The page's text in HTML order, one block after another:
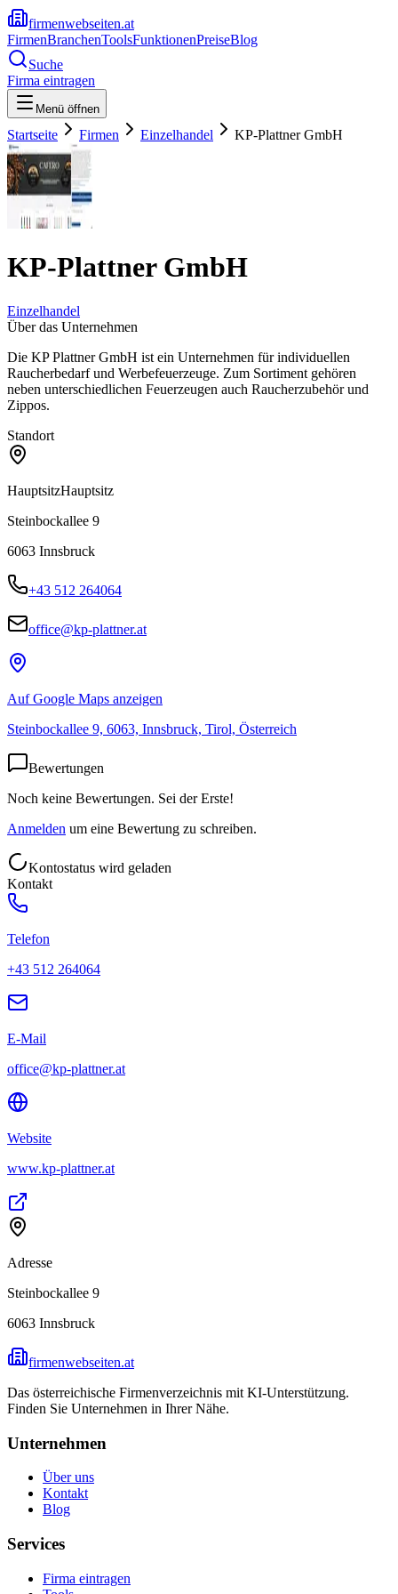
firmenwebseiten.at
FirmenBranchenToolsFunktionenPreiseBlog
Suche
Firma eintragen
Menü öffnen
Startseite Firmen Einzelhandel KP-Plattner GmbH
KP-Plattner GmbH
Einzelhandel
Über das Unternehmen
Die KP Plattner GmbH ist ein Unternehmen für individuellen
Raucherbedarf und Werbefeuerzeuge. Zum Sortiment gehören
neben unterschiedlichen Feuerzeugen auch Raucherzubehör und
Zippos.
Standort
HauptsitzHauptsitz
Steinbockallee 9
6063 Innsbruck
+43 512 264064
office@kp-plattner.at
Auf Google Maps anzeigen
Steinbockallee 9, 6063, Innsbruck, Tirol, Österreich
Bewertungen
Noch keine Bewertungen. Sei der Erste!
Anmelden um eine Bewertung zu schreiben.
Kontostatus wird geladen
Kontakt
Telefon
+43 512 264064
E-Mail
office@kp-plattner.at
Website
www.kp-plattner.at
Adresse
Steinbockallee 9
6063 Innsbruck
firmenwebseiten.at
Das österreichische Firmenverzeichnis mit KI-Unterstützung.
Finden Sie Unternehmen in Ihrer Nähe.
Unternehmen
Über uns
Kontakt
Blog
Services
Firma eintragen